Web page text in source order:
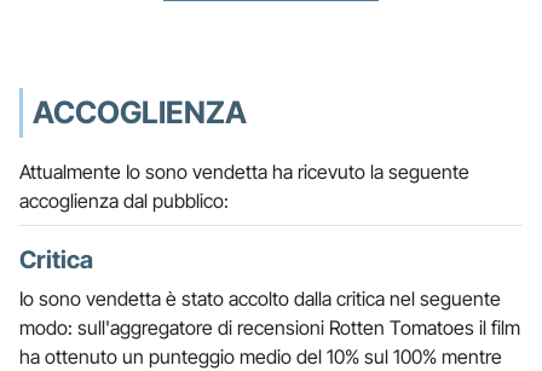
ACCOGLIENZA
Attualmente Io sono vendetta ha ricevuto la seguente
accoglienza dal pubblico:
Critica
Io sono vendetta è stato accolto dalla critica nel seguente
modo: sull'aggregatore di recensioni Rotten Tomatoes il film
ha ottenuto un punteggio medio del 10% sul 100% mentre